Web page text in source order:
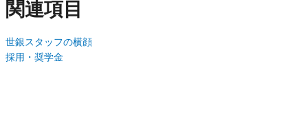
関連項目
世銀スタッフの横顔
採用・奨学金